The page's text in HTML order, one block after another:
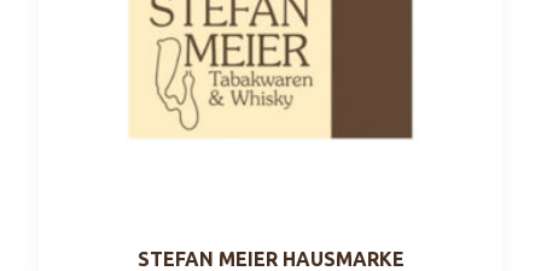
STEFAN MEIER HAUSMARKE